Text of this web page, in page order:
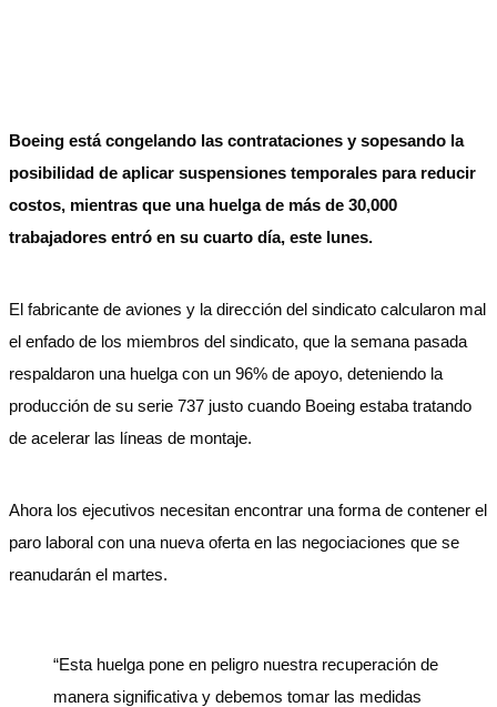
Boeing está congelando las contrataciones y sopesando la
posibilidad de aplicar suspensiones temporales para reducir
costos, mientras que una huelga de más de 30,000
trabajadores entró en su cuarto día, este lunes.
El fabricante de aviones y la dirección del sindicato calcularon mal
el enfado de los miembros del sindicato, que la semana pasada
respaldaron una huelga con un 96% de apoyo, deteniendo la
producción de su serie 737 justo cuando Boeing estaba tratando
de acelerar las líneas de montaje.
Ahora los ejecutivos necesitan encontrar una forma de contener el
paro laboral con una nueva oferta en las negociaciones que se
reanudarán el martes.
“Esta huelga pone en peligro nuestra recuperación de
manera significativa y debemos tomar las medidas